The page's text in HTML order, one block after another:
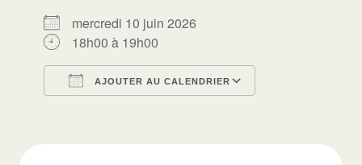
mercredi 10 juin 2026
18h00 à 19h00
AJOUTER AU CALENDRIER